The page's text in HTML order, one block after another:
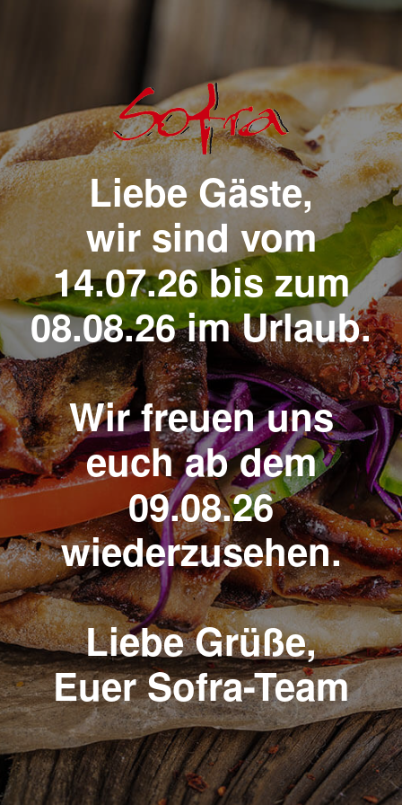
Liebe Gäste,
wir sind vom
14.07.26 bis zum
08.08.26 im Urlaub.
Wir freuen uns
euch ab dem
09.08.26
wiederzusehen.
Liebe Grüße,
Euer Sofra-Team